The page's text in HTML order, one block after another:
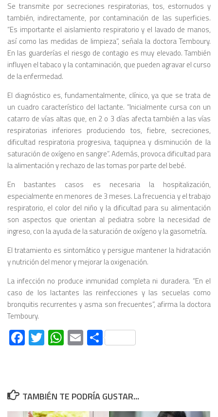
Se transmite por secreciones respiratorias, tos, estornudos y
también, indirectamente, por contaminación de las superficies.
“Es importante el aislamiento respiratorio y el lavado de manos,
así como las medidas de limpieza”, señala la doctora Temboury.
En las guarderías el riesgo de contagio es muy elevado. También
influyen el tabaco y la contaminación, que pueden agravar el curso
de la enfermedad.
El diagnóstico es, fundamentalmente, clínico, ya que se trata de
un cuadro característico del lactante. “Inicialmente cursa con un
catarro de vías altas que, en 2 o 3 días afecta también a las vías
respiratorias inferiores produciendo tos, fiebre, secreciones,
dificultad respiratoria progresiva, taquipnea y disminución de la
saturación de oxígeno en sangre”. Además, provoca dificultad para
la alimentación y rechazo de las tomas por parte del bebé.
En bastantes casos es necesaria la hospitalización,
especialmente en menores de 3 meses. La frecuencia y el trabajo
respiratorio, el color del niño y la dificultad para su alimentación
son aspectos que orientan al pediatra sobre la necesidad de
ingreso, con la ayuda de la saturación de oxígeno y la gasometría.
El tratamiento es sintomático y persigue mantener la hidratación
y nutrición del menor y mejorar la oxigenación.
La infección no produce inmunidad completa ni duradera. “En el
caso de los lactantes las reinfecciones y las secuelas como
bronquitis recurrentes y asma son frecuentes”, afirma la doctora
Temboury.
Facebook
Twitter
WhatsApp
EmailCompartir
TAMBIÉN TE PODRÍA GUSTAR...